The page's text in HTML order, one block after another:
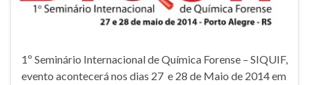
1º Seminário Internacional de Química Forense – SIQUIF,
evento acontecerá nos dias 27 e 28 de Maio de 2014 em